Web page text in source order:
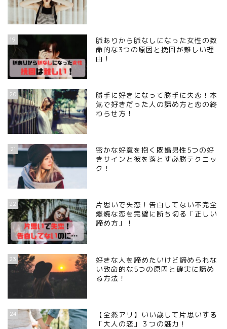
19
脈ありから脈なしになった女性の致
命的な3つの原因と挽回が難しい理
由！
20
勝手に好きになって勝手に失恋！本
気で好きだった人の諦め方と恋の終
わらせ方！
21
密かな好意を抱く既婚男性5つの好
きサインと彼を落とす必勝テクニッ
ク！
22
片思いで失恋！告白してない不完全
燃焼な恋を完璧に断ち切る「正しい
諦め方」！
23
好きな人を諦めたいけど諦められな
い致命的な5つの原因と確実に諦め
る方法！
24
【全然アリ】いい歳して片思いする
「大人の恋」３つの魅力！